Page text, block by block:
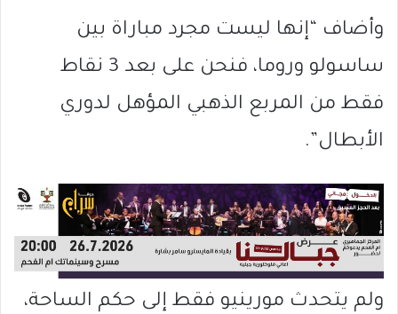
وأضاف “إنها ليست مجرد مباراة بين
ساسولو وروما، فنحن على بعد 3 نقاط
فقط من المربع الذهبي المؤهل لدوري
الأبطال”.
ولم يتحدث مورينيو فقط إلى حكم الساحة،